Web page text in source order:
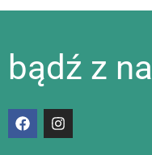
bądź z